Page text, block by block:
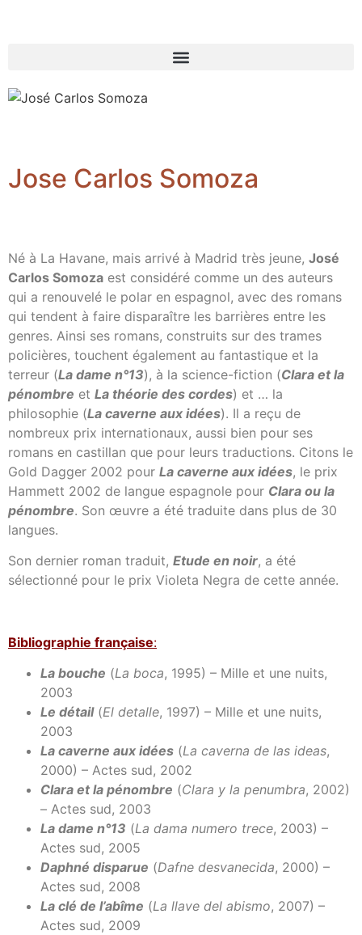
Jose Carlos Somoza
Né à La Havane, mais arrivé à Madrid très jeune, José
Carlos Somoza est considéré comme un des auteurs
qui a renouvelé le polar en espagnol, avec des romans
qui tendent à faire disparaître les barrières entre les
genres. Ainsi ses romans, construits sur des trames
policières, touchent également au fantastique et la
terreur (La dame n°13), à la science-fiction (Clara et la
pénombre et La théorie des cordes) et … la
philosophie (La caverne aux idées). Il a reçu de
nombreux prix internationaux, aussi bien pour ses
romans en castillan que pour leurs traductions. Citons le
Gold Dagger 2002 pour La caverne aux idées, le prix
Hammett 2002 de langue espagnole pour Clara ou la
pénombre. Son œuvre a été traduite dans plus de 30
langues.
Son dernier roman traduit, Etude en noir, a été
sélectionné pour le prix Violeta Negra de cette année.
Bibliographie française:
La bouche (La boca, 1995) – Mille et une nuits,
2003
Le détail(El detalle, 1997) – Mille et une nuits,
2003
La caverne aux idées (La caverna de las ideas,
2000) – Actes sud, 2002
Clara et la pénombre (Clara y la penumbra, 2002)
– Actes sud, 2003
La dame n°13 (La dama numero trece, 2003) –
Actes sud, 2005
Daphné disparue (Dafne desvanecida, 2000) –
Actes sud, 2008
La clé de l’abîme (La llave del abismo, 2007) –
Actes sud, 2009